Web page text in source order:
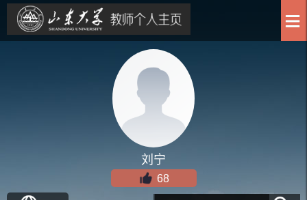
刘宁
68